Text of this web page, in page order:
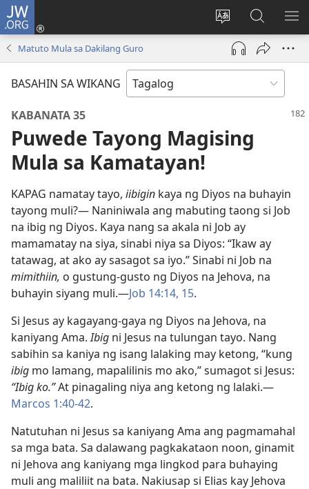
JW.ORG
Baguhin
ang
wika
ng
Mag-
log
bubukas
sa
JW.ORG
Matuto Mula sa Dakilang Guro
BASAHIN SA WIKANG
KABANATA 35
Puwede Tayong Magising
Mula sa Kamatayan!
KAPAG namatay tayo, iibigin kaya ng Diyos na buhayin
tayong muli?​— Naniniwala ang mabuting taong si Job
na ibig ng Diyos. Kaya nang sa akala ni Job ay
mamamatay na siya, sinabi niya sa Diyos: “Ikaw ay
tatawag, at ako ay sasagot sa iyo.” Sinabi ni Job na
mimithiin, o gustung-gusto ng Diyos na Jehova, na
buhayin siyang muli.​—Job 14:14, 15.
Si Jesus ay kagayang-gaya ng Diyos na Jehova, na
kaniyang Ama.Ibig ni Jesus na tulungan tayo. Nang
sabihin sa kaniya ng isang lalaking may ketong, “kung
ibig mo lamang, mapalilinis mo ako,” sumagot si Jesus:
“Ibig ko.”At pinagaling niya ang ketong ng lalaki.​—
Marcos 1:40-42.
Natutuhan ni Jesus sa kaniyang Ama ang pagmamahal
sa mga bata. Sa dalawang pagkakataon noon, ginamit
ni Jehova ang kaniyang mga lingkod para buhaying
muli ang maliliit na bata. Nakiusap si Elias kay Jehova